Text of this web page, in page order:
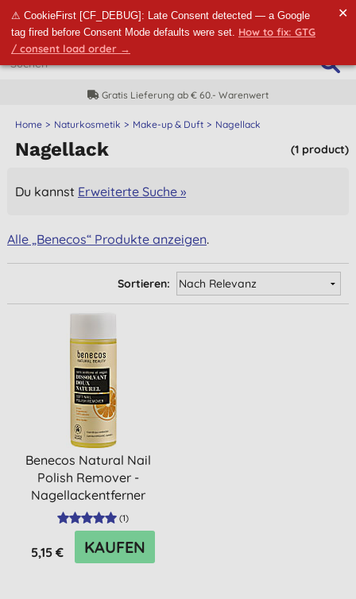
⚠ CookieFirst [CF_DEBUG]: Late Consent detected — a Google
tag fired before Consent Mode defaults were set. How to fix: GTG
/ consent load order →
✕
Gratis Lieferung ab € 60.- Warenwert
Home Naturkosmetik Make-up & Duft Nagellack
(1 product)
Nagellack
Du kannst Erweiterte Suche »
Alle „Benecos“ Produkte anzeigen.
Sortieren:
Benecos Natural Nail
Polish Remover -
Nagellackentferner
(1)
5,15 € KAUFEN